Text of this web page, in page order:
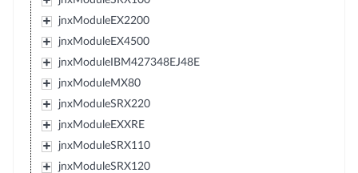
jnxModuleEX2200
jnxModuleEX4500
jnxModuleIBM427348EJ48E
jnxModuleMX80
jnxModuleSRX220
jnxModuleEXXRE
jnxModuleSRX110
jnxModuleSRX120